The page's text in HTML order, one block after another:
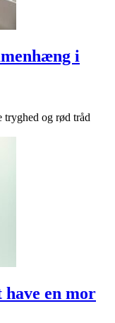
i
tryghed og rød tråd
en mor